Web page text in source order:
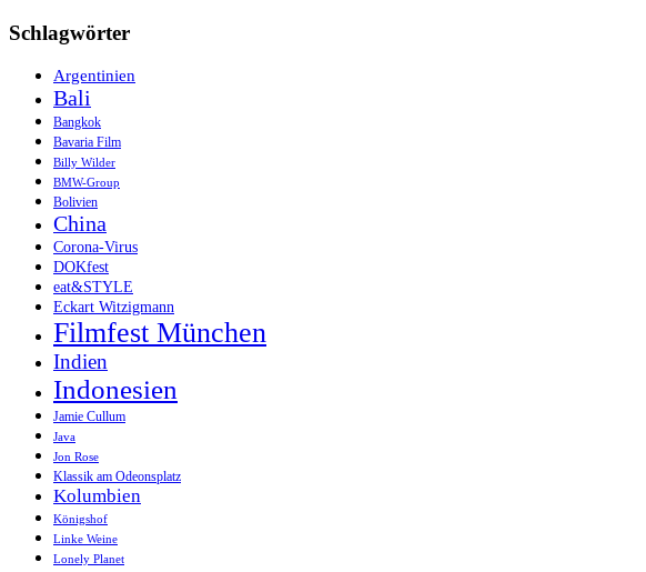
Schlagwörter
Argentinien
Bali
Bangkok
Bavaria Film
Billy Wilder
BMW-Group
Bolivien
China
Corona-Virus
DOKfest
eat&STYLE
Eckart Witzigmann
Filmfest München
Indien
Indonesien
Jamie Cullum
Java
Jon Rose
Klassik am Odeonsplatz
Kolumbien
Königshof
Linke Weine
Lonely Planet